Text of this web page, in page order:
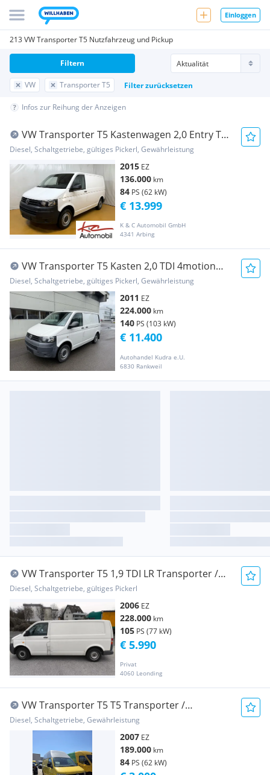
Einloggen
213 VW Transporter T5 Nutzfahrzeug und Pickup
VW Transporter T5 Filter zurücksetzen
Filtern
Infos zur Reihung der Anzeigen
VW Transporter T5 Kastenwagen 2,0 Entry TDI
D-PF Transporter / Kastenwagen
Diesel, Schaltgetriebe, gültiges Pickerl, Gewährleistung
2015 EZ
136.000 km
84 PS (62 kW)
K & C Automobil GmbH
4341 Arbing
€ 13.999
VW Transporter T5 Kasten 2,0 TDI 4motion
mit Sperrdifferential!! Transporter /
Kastenwagen
Diesel, Schaltgetriebe, gültiges Pickerl, Gewährleistung
2011 EZ
224.000 km
140 PS (103 kW)
Autohandel Kudra e.U.
6830 Rankweil
€ 11.400
VW Transporter T5 1,9 TDI LR Transporter /
Kastenwagen
Diesel, Schaltgetriebe, gültiges Pickerl
2006 EZ
228.000 km
105 PS (77 kW)
Privat
4060 Leonding
€ 5.990
VW Transporter T5 T5 Transporter /
Kastenwagen
Diesel, Schaltgetriebe, Gewährleistung
2007 EZ
189.000 km
84 PS (62 kW)